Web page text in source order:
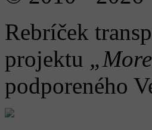
Rebríček
projektu
podporeného